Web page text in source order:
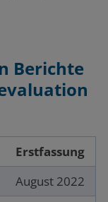
Berichte
Erstfassung
August 2022